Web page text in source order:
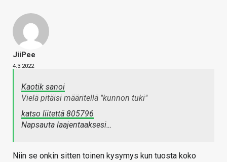
JiiPee
4.3.2022
Kaotik sanoi
Vielä pitäisi määritellä "kunnon tuki"
katso liitettä 805796
Napsauta laajentaaksesi…
Niin se onkin sitten toinen kysymys kun tuosta koko